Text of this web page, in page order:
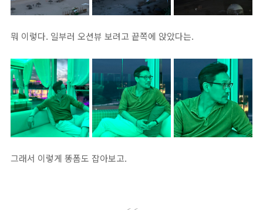
뭐 이렇다. 일부러 오션뷰 보려고 끝쪽에 앉았다는.
그래서 이렇게 똥폼도 잡아보고.